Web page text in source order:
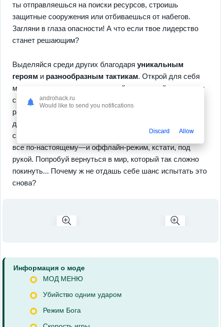
ты отправляешься на поиски ресурсов, строишь
защитные сооружения или отбиваешься от набегов.
Загляни в глаза опасности! А что если твое лидерство
станет решающим?
Выделяйся среди других благодаря уникальным
героям и разнообразным тактикам. Открой для себя
мир игры, полон неожиданностей—от случайных встреч
с другими игроками до редких находок. Исследуй,
развивайся и не забывай о
добавляет новый уровень погружения: сезоны
сменяются, а твои достижения сохраняются. Да, здесь
все по-настоящему—и оффлайн-режим, кстати, под
рукой. Попробуй вернуться в мир, который так сложно
покинуть... Почему ж не отдашь себе шанс испытать это
снова?
Информация о моде
МОД МЕНЮ
Убийство одним ударом
Режим Бога
androhack.ru
Would like to send you notifications
Discard Allow